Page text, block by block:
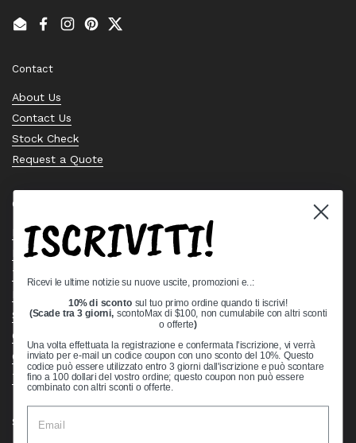
EmailFacebook
Instagram
PinterestTwitter
Contact
About Us
Contact Us
Stock Check
Request a Quote
Quick links
Bearing Knowledge Center
Privacy Policy
Terms & Conditions
Shipping Policy
Open Cookie Banner
Comprehensive Guide to Ball Bearings
Track your Order
Supported payment methods
ISCRIVITI!
Ricevi le ultime notizie su nuove uscite, promozioni e..:
10% di sconto sul tuo primo ordine quando ti iscrivi!
(Scade tra 3 giorni, scontoMax di $100, non cumulabile con altri sconti
o offerte)
Una volta effettuata la registrazione e confermata l'iscrizione, vi verrà
inviato per e-mail un codice coupon con uno sconto del 10%. Questo
codice può essere utilizzato entro 3 giorni dall'iscrizione e può scontare
fino a 100 dollari del vostro ordine; questo coupon non può essere
combinato con altri sconti o offerte.